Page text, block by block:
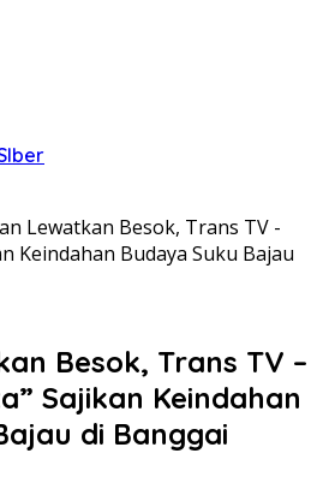
Lewatkan Besok, Trans TV -
Keindahan Budaya Suku Bajau
Besok, Trans TV –
Sajikan Keindahan
di Banggai